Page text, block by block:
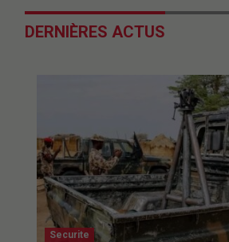
DERNIÈRES ACTUS
Securite